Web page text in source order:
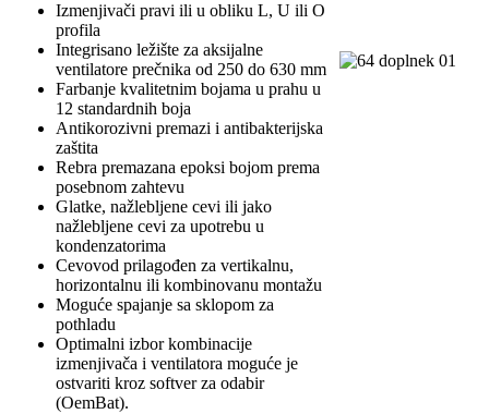
Izmenjivači pravi ili u obliku L, U ili O
profila
Integrisano ležište za aksijalne
ventilatore prečnika od 250 do 630 mm
Farbanje kvalitetnim bojama u prahu u
12 standardnih boja
Antikorozivni premazi i antibakterijska
zaštita
Rebra premazana epoksi bojom prema
posebnom zahtevu
Glatke, nažlebljene cevi ili jako
nažlebljene cevi za upotrebu u
kondenzatorima
Cevovod prilagođen za vertikalnu,
horizontalnu ili kombinovanu montažu
Moguće spajanje sa sklopom za
pothladu
Optimalni izbor kombinacije
izmenjivača i ventilatora moguće je
ostvariti kroz softver za odabir
(OemBat).